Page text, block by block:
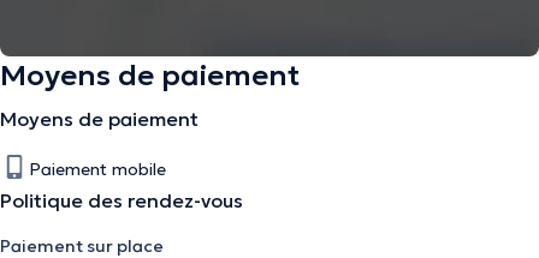
Moyens de paiement
Moyens de paiement
Paiement mobile
Politique des rendez-vous
Paiement sur place